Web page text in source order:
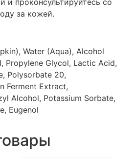
за кожей.
Water (Aqua), Alcohol
Propylene Glycol, Lactic Acid,
Polysorbate 20,
Ferment Extract,
Alcohol, Potassium Sorbate,
Eugenol